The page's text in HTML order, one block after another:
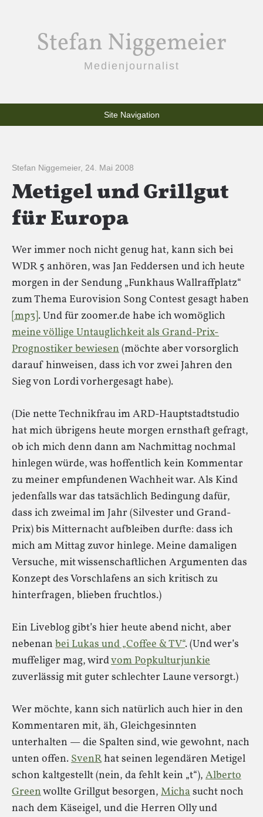
Stefan Niggemeier
Medienjournalist
Site Navigation
Stefan Niggemeier, 24. Mai 2008
Metigel und Grillgut
für Europa
Wer immer noch nicht genug hat, kann sich bei
WDR 5 anhören, was Jan Feddersen und ich heute
morgen in der Sendung „Funkhaus Wallraffplatz“
zum Thema Eurovision Song Contest gesagt haben
[mp3]. Und für zoomer.de habe ich womöglich
meine völlige Untauglichkeit als Grand-Prix-
Prognostiker bewiesen(möchte aber vorsorglich
darauf hinweisen, dass ich vor zwei Jahren den
Sieg von Lordi vorhergesagt habe).
(Die nette Technikfrau im ARD-Hauptstadtstudio
hat mich übrigens heute morgen ernsthaft gefragt,
ob ich mich denn dann am Nachmittag nochmal
hinlegen würde, was hoffentlich kein Kommentar
zu meiner empfundenen Wachheit war. Als Kind
jedenfalls war das tatsächlich Bedingung dafür,
dass ich zweimal im Jahr (Silvester und Grand-
Prix) bis Mitternacht aufbleiben durfte: dass ich
mich am Mittag zuvor hinlege. Meine damaligen
Versuche, mit wissenschaftlichen Argumenten das
Konzept des Vorschlafens an sich kritisch zu
hinterfragen, blieben fruchtlos.)
Ein Liveblog gibt’s hier heute abend nicht, aber
nebenan bei Lukas und „Coffee & TV“. (Und wer’s
muffeliger mag, wirdvom Popkulturjunkie
zuverlässig mit guter schlechter Laune versorgt.)
Wer möchte, kann sich natürlich auch hier in den
Kommentaren mit, äh, Gleichgesinnten
unterhalten — die Spalten sind, wie gewohnt, nach
unten offen.SvenRhat seinen legendären Metigel
schon kaltgestellt (nein, da fehlt kein „t“), Alberto
Greenwollte Grillgut besorgen, Michasucht noch
nach dem Käseigel, und die Herren Olly und